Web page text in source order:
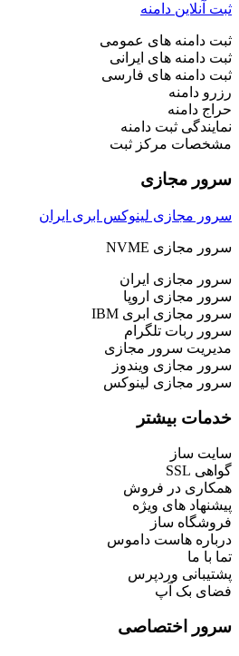
ثبت آنلاین دامنه
ثبت دامنه های عمومی
ثبت دامنه های ایرانی
ثبت دامنه های فارسی
رزرو دامنه
حراج دامنه
نمایندگی ثبت دامنه
مشخصات مرکز ثبت
سرور مجازی
سرور مجازی لینوکس ابری ایران
سرور مجازی NVME
سرور مجازی ایران
سرور مجازی اروپا
سرور مجازی ابری IBM
سرور ربات تلگرام
مدیریت سرور مجازی
سرور مجازی ویندوز
سرور مجازی لینوکس
خدمات بیشتر
سایت ساز
گواهی SSL
همکاری در فروش
پیشنهاد های ویژه
فروشگاه ساز
درباره هاست داموس
تما با ما
پشتیبانی وردپرس
فضای بک آپ
سرور اختصاصی